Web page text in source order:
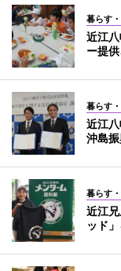
暮らす
近江
ー提
暮らす
近江
沖島
暮らす
近江
ッド